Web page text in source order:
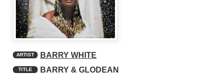
ARTIST BARRY WHITE
TITLE BARRY & GLODEAN